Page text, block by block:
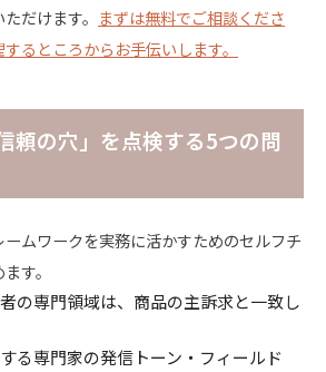
だけます。 まずは無料でご相談くださ
るところからお手伝いします。
頼の穴」を点検する5つの問
ムワークを実務に活かすためのセルフチ
す。
の専門領域は、商品の主訴求と一致し
る専門家の発信トーン・フィールド